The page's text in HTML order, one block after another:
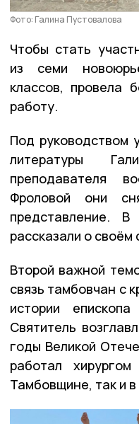
Фото: Галина Пустовалова
Чтобы стать
из семи
классов, провела
работу.
Под руководством
литературы
преподавателя
Фроловой они
представление.
рассказали о своём
Второй важной
связь тамбовчан с
истории
Святитель
годы Великой
работал
Тамбовщине, так и